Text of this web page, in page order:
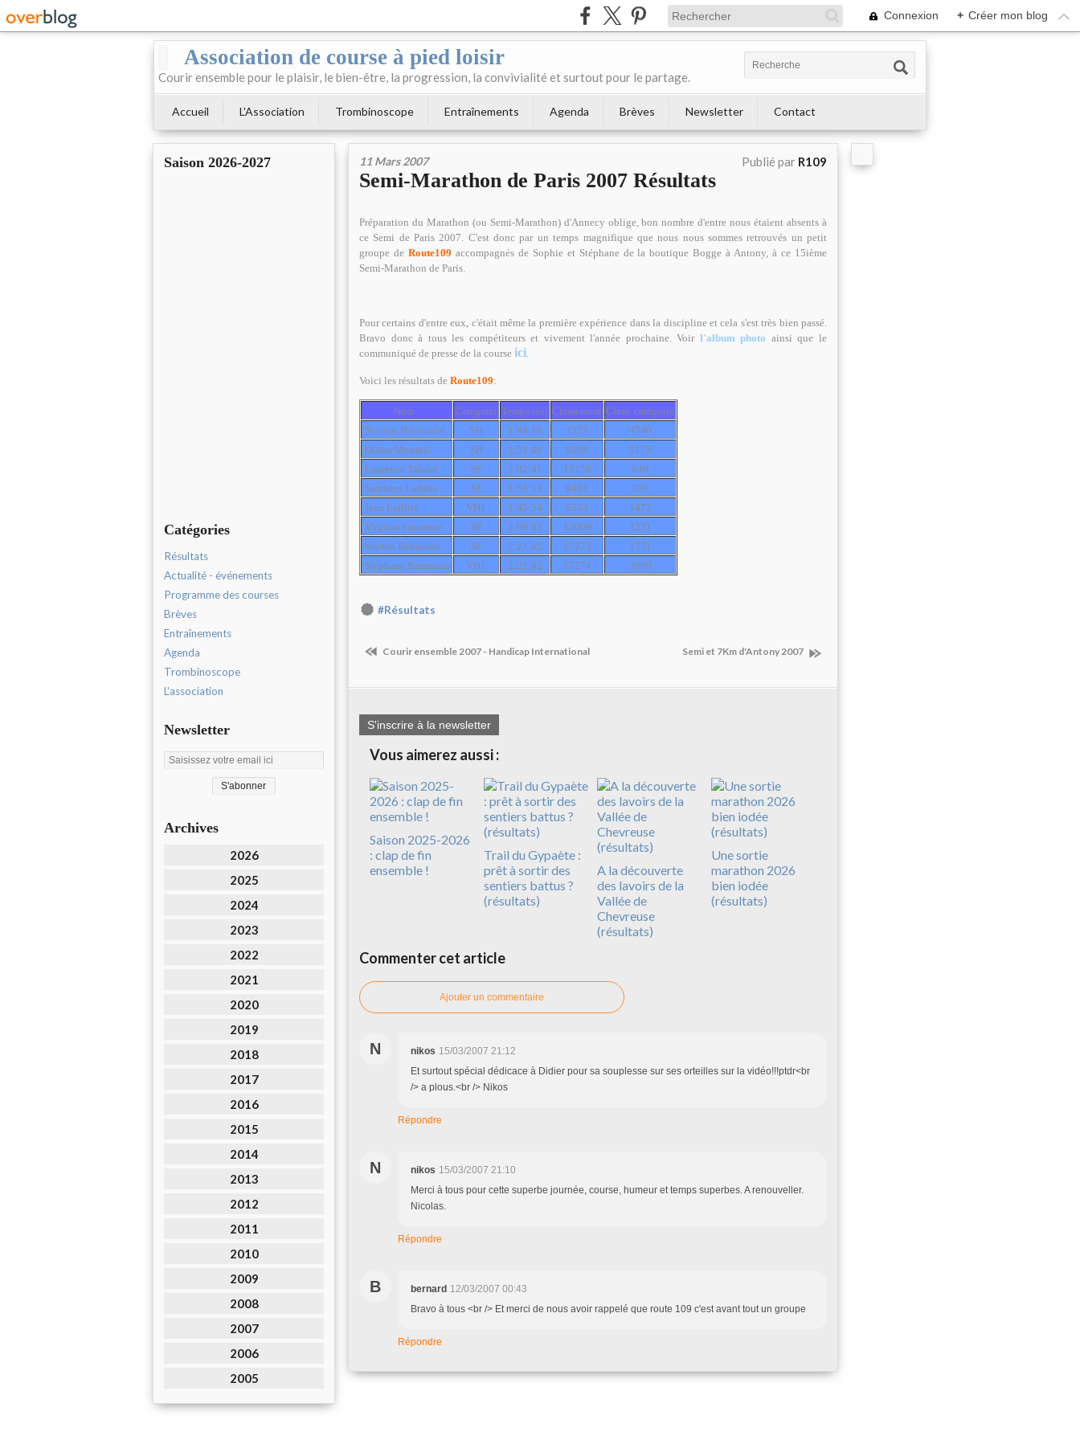
Connexion + Créer mon blog
Association de course à pied loisir
Courir ensemble pour le plaisir, le bien-être, la progression, la convivialité et surtout pour le partage.
Accueil L'Association Trombinoscope Entraînements Agenda Brèves Newsletter Contact
Saison 2026-2027
Catégories
Résultats
Actualité - événements
Programme des courses
Brèves
Entraînements
Agenda
Trombinoscope
L'association
Newsletter
Archives
2026
2025
2024
2023
2022
2021
2020
2019
2018
2017
2016
2015
2014
2013
2012
2011
2010
2009
2008
2007
2006
2005
11 Mars 2007 Publié par R109
Semi-Marathon de Paris 2007 Résultats
Préparation du Marathon (ou Semi-Marathon) d'Annecy oblige, bon nombre d'entre nous étaient absents à
ce Semi de Paris 2007. C'est donc par un temps magnifique que nous nous sommes retrouvés un petit
groupe de Route109 accompagnés de Sophie et Stéphane de la boutique Bogge à Antony, à ce 15ième
Semi-Marathon de Paris.
Pour certains d'entre eux, c'était même la première expérience dans la discipline et cela s'est très bien passé.
Bravo donc à tous les compétiteurs et vivement l'année prochaine. Voir l'album photo ainsi que le
communiqué de presse de la course ici.
Voici les résultats de Route109:
Nom Catégorie Temps réel Classement Class. catégorie
Nicolas Boijenous
SH 1:48:16 7323
4740
Didier Monteil
SH 1:52:46 9208
5175
Laurence Tatoud
SF 2:02:41 13156
646
Sandrine Laffitte
SF 1:53:13 9402
326
Jean Laffitte
VH1 1:45:54 6333
1472
Virginie Laurence
SF 2:09:02 15009
1221
Sophie Benassaia
SF 2:21:42 17273
1771
Stéphane Benassaia
VH1 2:21:42 17274 3989
#Résultats
Courir ensemble 2007 - Handicap International Semi et 7Km d'Antony 2007
S'inscrire à la newsletter
Vous aimerez aussi :
Saison 2025-2026
: clap de fin
ensemble !
Trail du Gypaète :
prêt à sortir des
sentiers battus ?
(résultats)
A la découverte
des lavoirs de la
Vallée de
Chevreuse
(résultats)
Une sortie
marathon 2026
bien iodée
(résultats)
Commenter cet article
Ajouter un commentaire
N nikos 15/03/2007 21:12
Et surtout spécial dédicace à Didier pour sa souplesse sur ses orteilles sur la vidéo!!!ptdr<br
/> a plous.<br /> Nikos
Répondre
N nikos 15/03/2007 21:10
Merci à tous pour cette superbe journée, course, humeur et temps superbes. A renouveller.
Nicolas.
Répondre
B bernard 12/03/2007 00:43
Bravo à tous <br /> Et merci de nous avoir rappelé que route 109 c'est avant tout un groupe
Répondre